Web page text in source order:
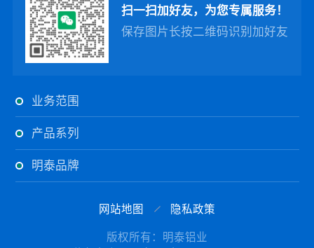
扫一扫加好友，为您专属服务！
保存图片长按二维码识别加好友
业务范围
产品系列
明泰品牌
网站地图
隐私政策
版权所有：明泰铝业